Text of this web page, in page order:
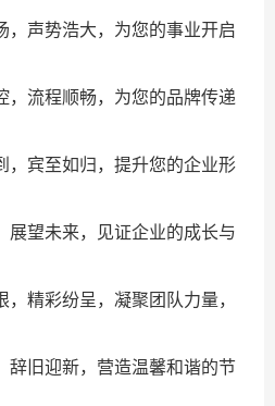
，声势浩大，为您的事业开启
，流程顺畅，为您的品牌传递
，宾至如归，提升您的企业形
展望未来，见证企业的成长与
，精彩纷呈，凝聚团队力量，
辞旧迎新，营造温馨和谐的节